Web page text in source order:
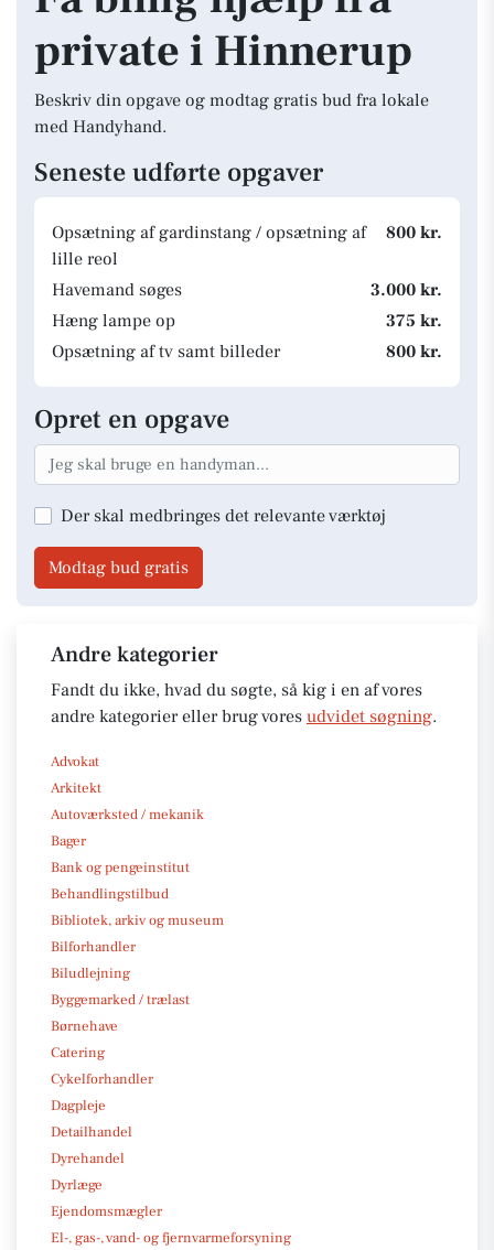
private i Hinnerup
Beskriv din opgave og modtag gratis bud fra lokale
med Handyhand.
Seneste udførte opgaver
Opsætning af gardinstang / opsætning af
lille reol
800 kr.
Havemand søges
3.000 kr.
Hæng lampe op
375 kr.
Opsætning af tv samt billeder
800 kr.
Opret en opgave
Der skal medbringes det relevante værktøj
Modtag bud gratis
Andre kategorier
Fandt du ikke, hvad du søgte, så kig i en af vores
andre kategorier eller brug vores udvidet søgning.
Advokat
Arkitekt
Autoværksted / mekanik
Bager
Bank og pengeinstitut
Behandlingstilbud
Bibliotek, arkiv og museum
Bilforhandler
Biludlejning
Byggemarked / trælast
Børnehave
Catering
Cykelforhandler
Dagpleje
Detailhandel
Dyrehandel
Dyrlæge
Ejendomsmægler
El-, gas-, vand- og fjernvarmeforsyning